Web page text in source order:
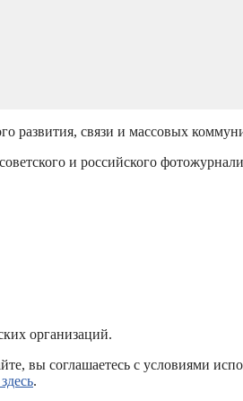
развития, связи и массовых
и российского
организаций.
вы соглашаетесь с условиями
.